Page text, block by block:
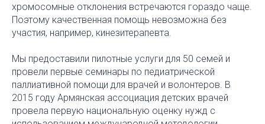
хромосомные отклонения встречаются гораздо чаще.
Поэтому качественная помощь невозможна без
участия, например, кинезитерапевта.
Мы предоставили пилотные услуги для 50 семей и
провели первые семинары по педиатрической
паллиативной помощи для врачей и волонтеров. В
2015 году Армянская ассоциация детских врачей
провела первую национальную оценку нужд с